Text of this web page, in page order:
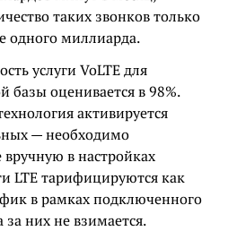
таких звонков только
одного миллиарда.
услуги VoLTE для
базы оценивается в 98%.
активируется
— необходимо
в настройках
LTE тарифицируются как
в рамках подключенного
за них не взимается.